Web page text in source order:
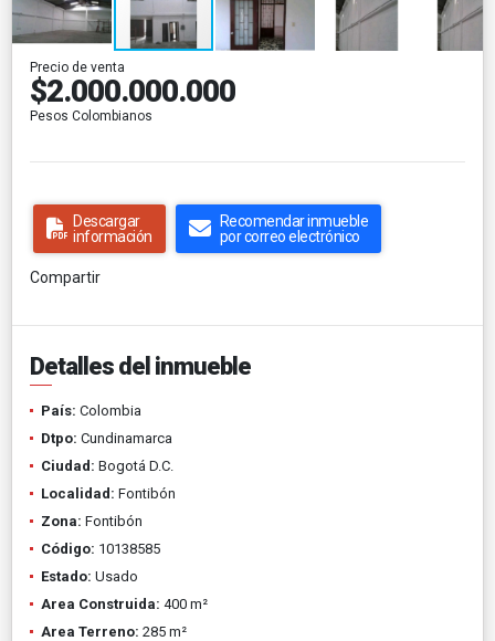
Precio de venta
$2.000.000.000
Pesos Colombianos
Descargar
información
Recomendar inmueble
por correo electrónico
Compartir
Detalles del inmueble
País: Colombia
Dtpo: Cundinamarca
Ciudad: Bogotá D.C.
Localidad: Fontibón
Zona: Fontibón
Código: 10138585
Estado: Usado
Area Construida: 400 m²
Area Terreno: 285 m²